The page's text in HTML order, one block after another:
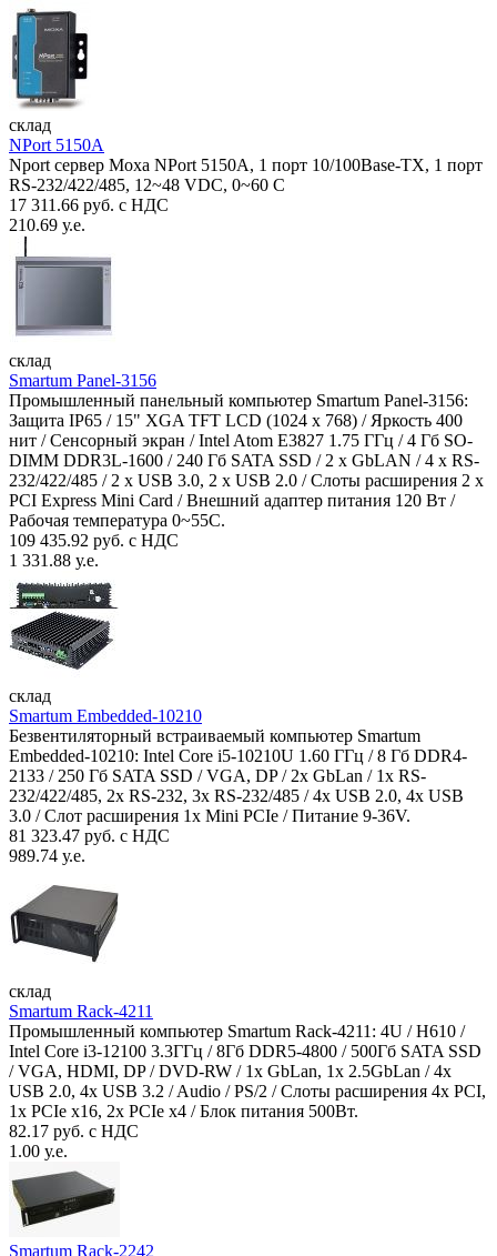
склад
NPort 5150A
Nport сервер Moxa NPort 5150A, 1 порт 10/100Base-TX, 1 порт
RS-232/422/485, 12~48 VDC, 0~60 С
17 311.66 руб. с НДС
210.69 у.е.
склад
Smartum Panel-3156
Промышленный панельный компьютер Smartum Panel-3156:
Защита IP65 / 15" XGA TFT LCD (1024 x 768) / Яркость 400
нит / Сенсорный экран / Intel Atom E3827 1.75 ГГц / 4 Гб SO-
DIMM DDR3L-1600 / 240 Гб SATA SSD / 2 x GbLAN / 4 x RS-
232/422/485 / 2 x USB 3.0, 2 x USB 2.0 / Слоты расширения 2 x
PCI Express Mini Card / Внешний адаптер питания 120 Вт /
Рабочая температура 0~55C.
109 435.92 руб. с НДС
1 331.88 у.е.
склад
Smartum Embedded-10210
Безвентиляторный встраиваемый компьютер Smartum
Embedded-10210: Intel Core i5-10210U 1.60 ГГц / 8 Гб DDR4-
2133 / 250 Гб SATA SSD / VGA, DP / 2х GbLan / 1х RS-
232/422/485, 2x RS-232, 3x RS-232/485 / 4x USB 2.0, 4х USB
3.0 / Слот расширения 1x Mini PCIe / Питание 9-36V.
81 323.47 руб. с НДС
989.74 у.е.
склад
Smartum Rack-4211
Промышленный компьютер Smartum Rack-4211: 4U / H610 /
Intel Core i3-12100 3.3ГГц / 8Гб DDR5-4800 / 500Гб SATA SSD
/ VGA, HDMI, DP / DVD-RW / 1x GbLan, 1x 2.5GbLan / 4x
USB 2.0, 4x USB 3.2 / Audio / PS/2 / Слоты расширения 4x PCI,
1x PCIe x16, 2x PCIe x4 / Блок питания 500Вт.
82.17 руб. с НДС
1.00 у.е.
Smartum Rack-2242